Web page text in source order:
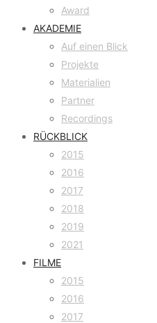
Award
AKADEMIE
Auf einen Blick
Projekte
Materialien
Partner
Recordings
RÜCKBLICK
2015
2016
2017
2018
2019
2021
FILME
2015
2016
2017